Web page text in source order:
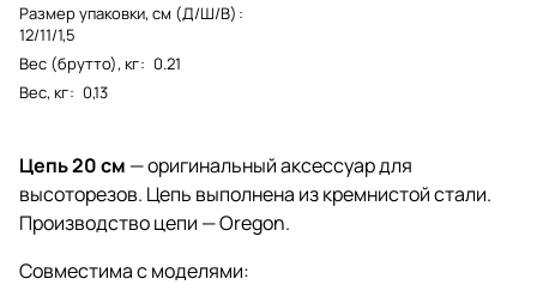
Размер упаковки, см (Д/Ш/В) :
12/11/1,5
Вес (брутто), кг: 0.21
Вес, кг: 0,13
Цепь 20 см — оригинальный аксессуар для
высоторезов. Цепь выполнена из кремнистой стали.
Производство цепи — Oregon.
Совместима с моделями: